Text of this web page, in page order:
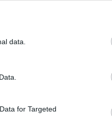
data.
for Targeted
ją rinktųsi